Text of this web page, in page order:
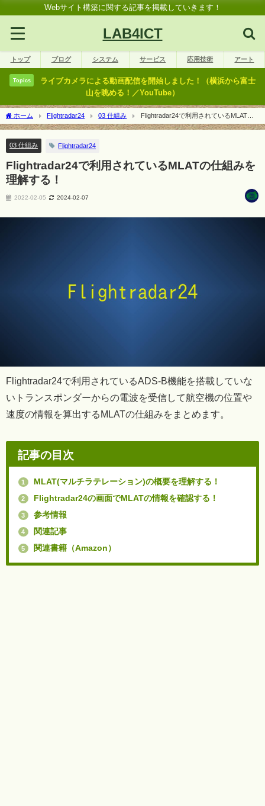
Webサイト構築に関する記事を掲載していきます！
LAB4ICT
トップ ブログ システム サービス 応用技術 アート
Topics
ライブカメラによる動画配信を開始しました！（横浜から富士
山を眺める！／YouTube）
ホーム Flightradar24 03 仕組み
Flightradar24で利用されているMLATの
仕組みを理解する！
03 仕組み Flightradar24
Flightradar24で利用されているMLATの仕組みを
理解する！
2022-02-05 2024-02-07
Flightradar24で利用されているADS-B機能を搭載していな
いトランスポンダーからの電波を受信して航空機の位置や
速度の情報を算出するMLATの仕組みをまとめます。
記事の目次
1 MLAT(マルチラテレーション)の概要を理解する！
2 Flightradar24の画面でMLATの情報を確認する！
3 参考情報
4 関連記事
5 関連書籍（Amazon）